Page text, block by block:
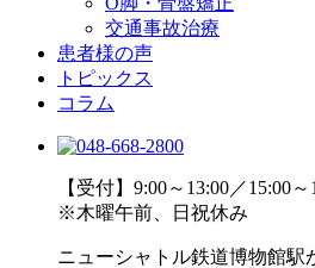
交通事故治療
患者様の声
トピックス
コラム
【受付】9:00～13:00／15:00～
※木曜午前、日祝休み
ニューシャトル鉄道博物館駅